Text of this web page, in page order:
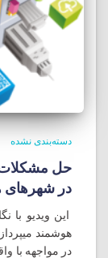
دسته‌بندی نشده
حل مشکلات
در شهرهای
این ویدیو
هوشمند
در مواجهه با